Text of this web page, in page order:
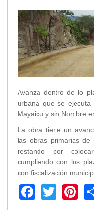
Avanza dentro de lo
urbana que se ejecuta
Mayaicu y sin Nombre
La obra tiene un
las obras primarias de
restando por
cumpliendo con los
con fiscalización
Obras
Asambleas
Convenios
Eventos
Comunicados e Invitaciones
Socializaciones
Deportes
Social
Transparencia
LOTAIP
GAD Macará
2026
2025
2020